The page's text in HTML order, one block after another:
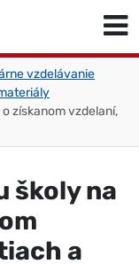
vzdelávanie
získanom vzdelaní,
školy na
a